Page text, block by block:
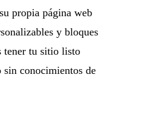
propia página web
y bloques
tener tu sitio listo
sin conocimientos de